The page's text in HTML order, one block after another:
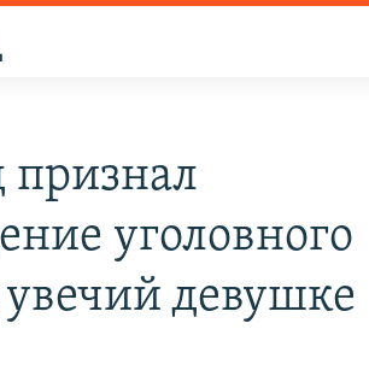
признал
уголовного
девушке